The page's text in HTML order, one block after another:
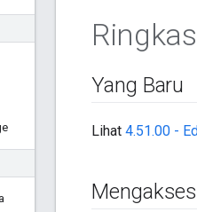
Yang Baru
Lihat 4.51.00 -